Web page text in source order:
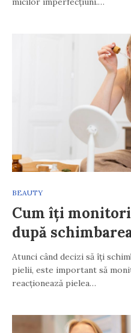
BEAUTY
Cum îți
după
Atunci când decizi să îți
pielii, este important să
reacționează pielea…